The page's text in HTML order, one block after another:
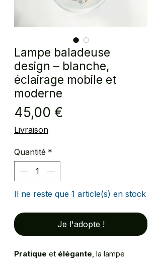
Lampe baladeuse
design – blanche,
éclairage mobile et
moderne
45,00 €
Livraison
Quantité *
Il ne reste que 1 article(s) en stock
Je l'adopte !
Pratique et élégante, la lampe